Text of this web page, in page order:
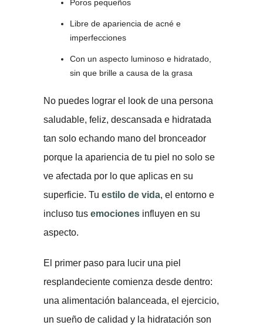
Poros pequeños
Libre de apariencia de acné e
imperfecciones
Con un aspecto luminoso e hidratado,
sin que brille a causa de la grasa
No puedes lograr el look de una persona
saludable, feliz, descansada e hidratada
tan solo echando mano del bronceador
porque la apariencia de tu piel no solo se
ve afectada por lo que aplicas en su
superficie. Tu estilo de vida, el entorno e
incluso tus emociones influyen en su
aspecto.
El primer paso para lucir una piel
resplandeciente comienza desde dentro:
una alimentación balanceada, el ejercicio,
un sueño de calidad y la hidratación son